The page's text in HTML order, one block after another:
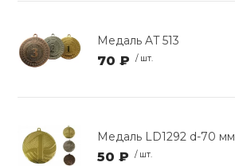
Медаль AT 513
70 ₽ / шт.
Медаль LD1292 d-70 мм
50 ₽ / шт.